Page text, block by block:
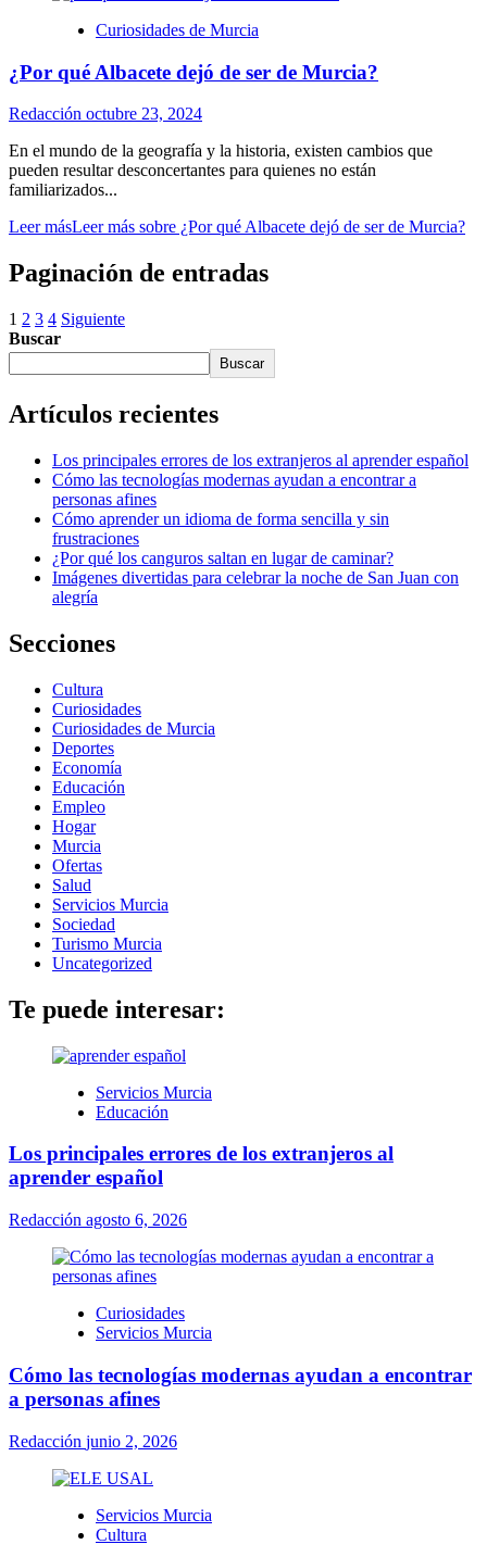
Curiosidades de Murcia
¿Por qué Albacete dejó de ser de Murcia?
Redacción octubre 23, 2024
En el mundo de la geografía y la historia, existen cambios que
pueden resultar desconcertantes para quienes no están
familiarizados...
Leer másLeer más sobre ¿Por qué Albacete dejó de ser de Murcia?
Paginación de entradas
1 2 3 4 Siguiente
Buscar
Buscar
Artículos recientes
Los principales errores de los extranjeros al aprender español
Cómo las tecnologías modernas ayudan a encontrar a
personas afines
Cómo aprender un idioma de forma sencilla y sin
frustraciones
¿Por qué los canguros saltan en lugar de caminar?
Imágenes divertidas para celebrar la noche de San Juan con
alegría
Secciones
Cultura
Curiosidades
Curiosidades de Murcia
Deportes
Economía
Educación
Empleo
Hogar
Murcia
Ofertas
Salud
Servicios Murcia
Sociedad
Turismo Murcia
Uncategorized
Te puede interesar:
Servicios Murcia
Educación
Los principales errores de los extranjeros al
aprender español
Redacción agosto 6, 2026
Curiosidades
Servicios Murcia
Cómo las tecnologías modernas ayudan a encontrar
a personas afines
Redacción junio 2, 2026
Servicios Murcia
Cultura